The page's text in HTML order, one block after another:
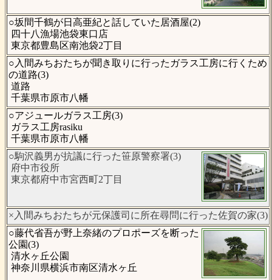
○坂間千鶴が日高亜紀と話していた居酒屋(2)
四十八漁場池袋東口店
東京都豊島区南池袋2丁目
○入間みちおたちが聞き取りに行ったガラス工房に行くため
の道路(3)
道路
千葉県市原市八幡
○アジュールガラス工房(3)
ガラス工房rasiku
千葉県市原市八幡
○駒沢義男が抗議に行った笹原警察署(3)
府中市役所
東京都府中市宮西町2丁目
×入間みちおたちが元保護司に所在尋問に行った佐賀の家(3)
○藤代省吾が野上奈緒のプロポーズを断った
公園(3)
清水ヶ丘公園
神奈川県横浜市南区清水ヶ丘